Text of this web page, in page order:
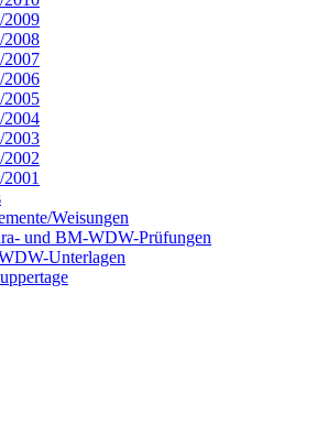
2009
2008
2007
2006
2005
2004
2003
2002
2001
Weisungen
und BM-WDW-Prüfungen
Unterlagen